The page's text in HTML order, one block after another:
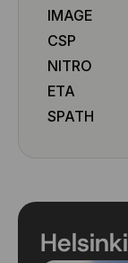
IMAGE
CSP
NITRO
ETA
SPATH
Helsinki